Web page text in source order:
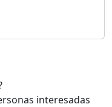
interesadas